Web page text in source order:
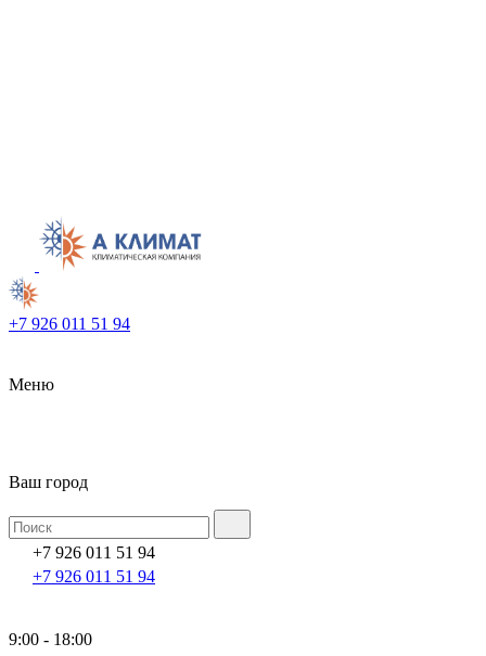
+7 926 011 51 94
Меню
Ваш город
+7 926 011 51 94
+7 926 011 51 94
9:00 - 18:00